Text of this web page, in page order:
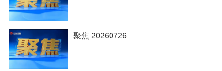
聚焦 20260726